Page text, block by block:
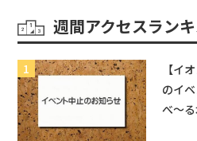
週間アクセスラン
【イ
のイ
べ〜